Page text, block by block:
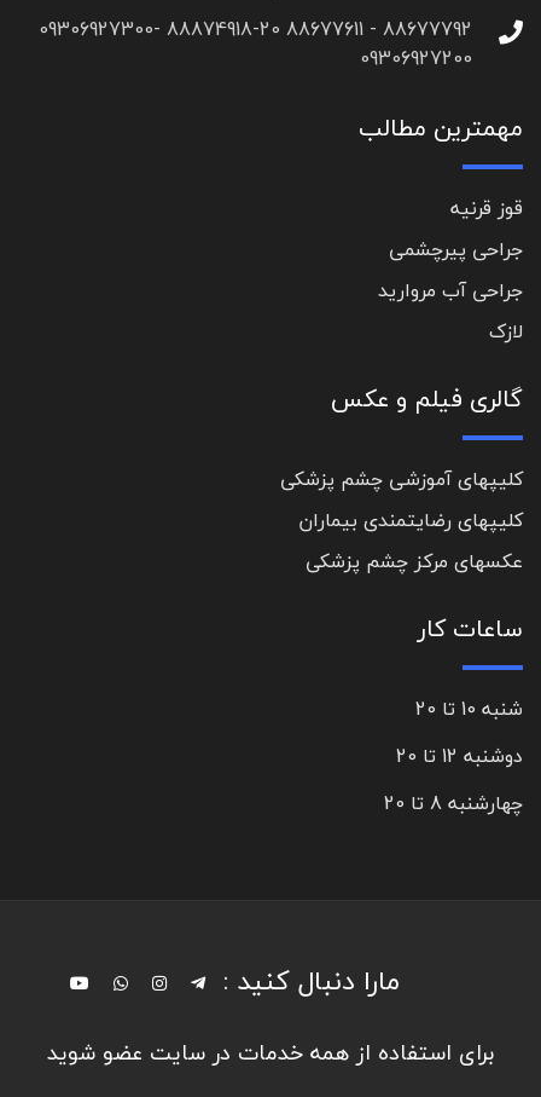
88677792 - 88677611 88874918-20 09306927300-
09306927200
مهمترین مطالب
قوز قرنیه
جراحی پیرچشمی
جراحی آب مروارید
لازک
گالری فیلم و عکس
کلیپهای آموزشی چشم پزشکی
کلیپهای رضایتمندی بیماران
عکسهای مرکز چشم پزشکی
ساعات کار
شنبه 10 تا 20
دوشنبه 12 تا 20
چهارشنبه 8 تا 20
مارا دنبال کنید :
برای استفاده از همه خدمات در سایت عضو شوید